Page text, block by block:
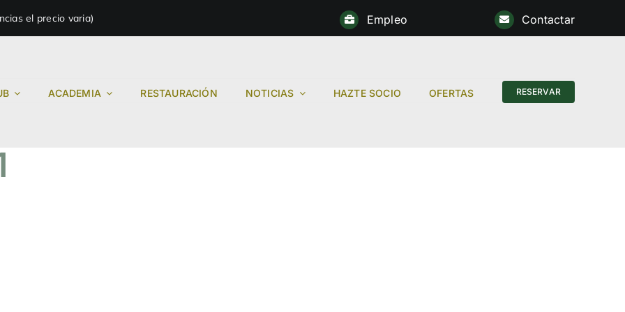
el precio varia) Empleo Contactar
ACADEMIA RESTAURACIÓN NOTICIAS HAZTE SOCIO OFERTAS RESERVAR
Anterior